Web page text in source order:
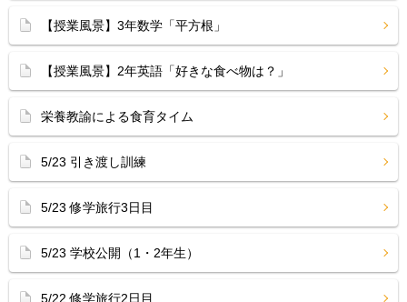
【授業風景】3年数学「平方根」
【授業風景】2年英語「好きな食べ物は？」
栄養教諭による食育タイム
5/23 引き渡し訓練
5/23 修学旅行3日目
5/23 学校公開（1・2年生）
5/22 修学旅行2日目